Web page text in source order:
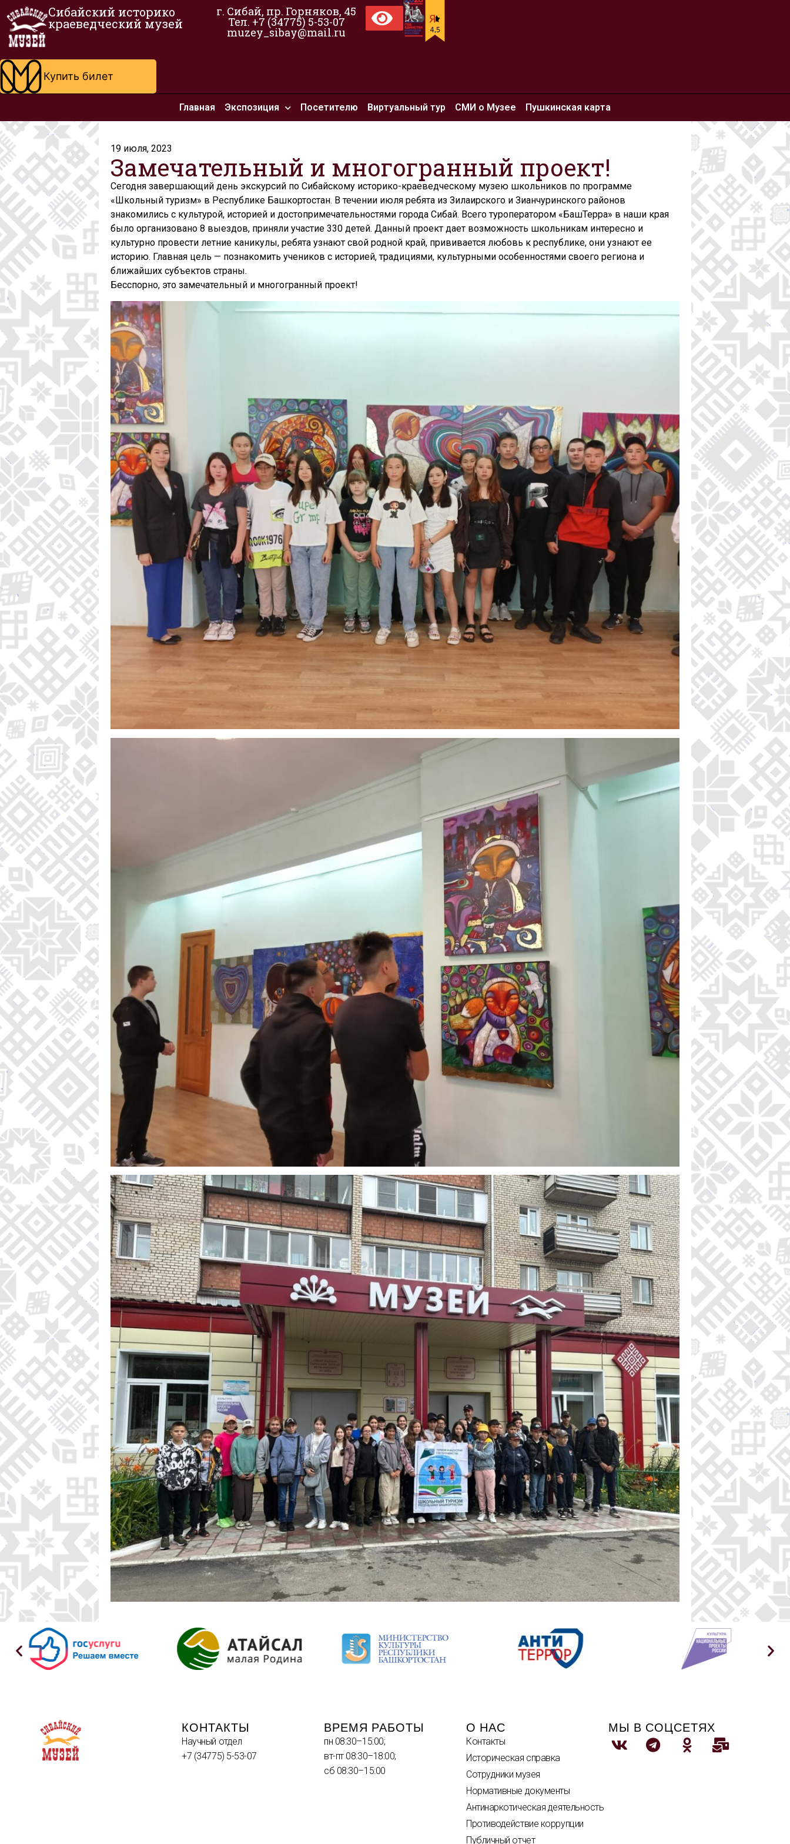
Сибайский историко
краеведческий музей
г. Сибай, пр. Горняков, 45
Тел. +7 (34775) 5-53-07
muzey_sibay@mail.ru
Купить билет
Главная Экспозиция Посетителю Виртуальный тур СМИ о Музее Пушкинская карта
19 июля, 2023
Замечательный и многогранный проект!
Сегодня завершающий день экскурсий по Сибайскому историко-краеведческому музею школьников по программе
«Школьный туризм» в Республике Башкортостан. В течении июля ребята из Зилаирского и Зианчуринского районов
знакомились с культурой, историей и достопримечательностями города Сибай. Всего туроператором «БашТерра» в наши края
было организовано 8 выездов, приняли участие 330 детей. Данный проект дает возможность школьникам интересно и
культурно провести летние каникулы, ребята узнают свой родной край, прививается любовь к республике, они узнают ее
историю. Главная цель — познакомить учеников с историей, традициями, культурными особенностями своего региона и
ближайших субъектов страны.
Бесспорно, это замечательный и многогранный проект!
КОНТАКТЫ
Научный отдел
+7 (34775) 5-53-07
ВРЕМЯ РАБОТЫ
пн 08:30–15:00;
вт-пт 08:30–18:00;
сб 08:30–15:00
О НАС
Контакты
Историческая справка
Сотрудники музея
Нормативные документы
Антинаркотическая деятельность
Противодействие коррупции
Публичный отчет
МЫ В СОЦСЕТЯХ